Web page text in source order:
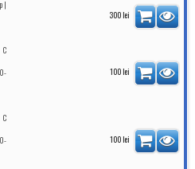
|
300 lei
C
100 lei
C
100 lei